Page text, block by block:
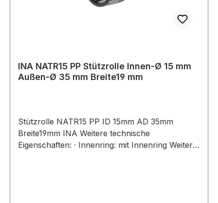
INA NATR15 PP Stützrolle Innen-Ø 15 mm
Außen-Ø 35 mm Breite19 mm
Stützrolle NATR15 PP ID 15mm AD 35mm
Breite19mm INA Weitere technische
Eigenschaften: · Innenring: mit Innenring Weitere